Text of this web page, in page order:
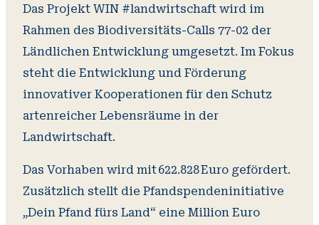
Das Projekt WIN #landwirtschaft wird im
Rahmen des Biodiversitäts-Calls 77-02 der
Ländlichen Entwicklung umgesetzt. Im Fokus
steht die Entwicklung und Förderung
innovativer Kooperationen für den Schutz
artenreicher Lebensräume in der
Landwirtschaft.
Das Vorhaben wird mit 622.828 Euro gefördert.
Zusätzlich stellt die Pfandspendeninitiative
„Dein Pfand fürs Land“ eine Million Euro